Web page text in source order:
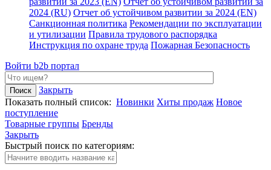
2024 (RU) Отчет об устойчивом развитии за 2024 (EN)
Санкционная политика Рекомендации по эксплуатации
и утилизации Правила трудового распорядка
Инструкция по охране труда Пожарная Безопасность
Войти b2b портал
Закрыть
Показать полный список: Новинки Хиты продаж Новое
поступление
Товарные группы Бренды
Закрыть
Быстрый поиск по категориям: